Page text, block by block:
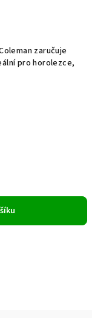
zaručuje
pro horolezce,